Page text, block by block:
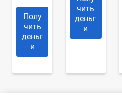
Полу
чить
деньг
и
чить
деньг
и